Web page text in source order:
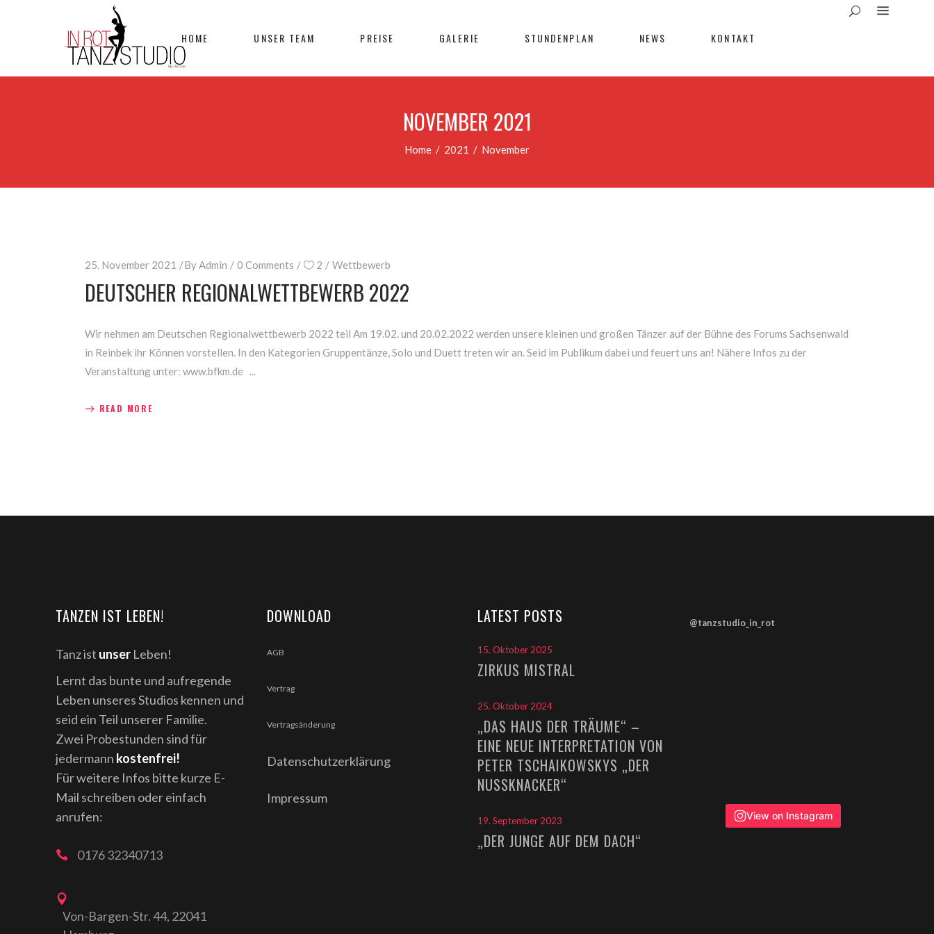
HOME UNSER TEAM PREISE GALERIE STUNDENPLAN NEWS KONTAKT
NOVEMBER 2021
Home / 2021 / November
25. November 2021 ByAdmin 0 Comments 2 Wettbewerb
DEUTSCHER REGIONALWETTBEWERB 2022
Wir nehmen am Deutschen Regionalwettbewerb 2022 teil Am 19.02. und 20.02.2022 werden unsere kleinen und großen Tänzer auf der Bühne des Forums Sachsenwald
in Reinbek ihr Können vorstellen. In den Kategorien Gruppentänze, Solo und Duett treten wir an. Seid im Publikum dabei und feuert uns an! Nähere Infos zu der
Veranstaltung unter: www.bfkm.de
READ MORE
TANZEN IST LEBEN!
Tanz ist unser Leben!
Lernt das bunte und aufregende
Leben unseres Studios kennen und
seid ein Teil unserer Familie.
Zwei Probestunden sind für
jedermann kostenfrei!
Für weitere Infos bitte kurze E-
Mail schreiben oder einfach
anrufen:
0176 32340713
Von-Bargen-Str. 44, 22041
DOWNLOAD
AGB
Vertrag
Vertragsänderung
Datenschutzerklärung
Impressum
LATEST POSTS
15. Oktober 2025
ZIRKUS MISTRAL
25. Oktober 2024
„DAS HAUS DER TRÄUME“ –
EINE NEUE INTERPRETATION VON
PETER TSCHAIKOWSKYS „DER
NUSSKNACKER“
19. September 2023
„DER JUNGE AUF DEM DACH“
@tanzstudio_in_rot
View on Instagram